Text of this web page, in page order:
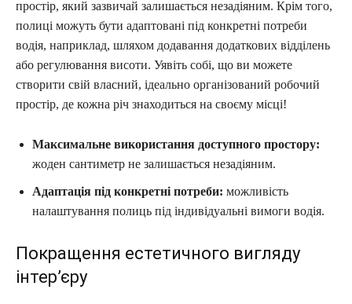
простір, який зазвичай залишається незадіяним. Крім того,
полиці можуть бути адаптовані під конкретні потреби
водія, наприклад, шляхом додавання додаткових відділень
або регулювання висоти. Уявіть собі, що ви можете
створити свій власний, ідеально організований робочий
простір, де кожна річ знаходиться на своєму місці!
Максимальне використання доступного простору:
жоден сантиметр не залишається незадіяним.
Адаптація під конкретні потреби: можливість
налаштування полиць під індивідуальні вимоги водія.
Покращення естетичного вигляду
інтер’єру